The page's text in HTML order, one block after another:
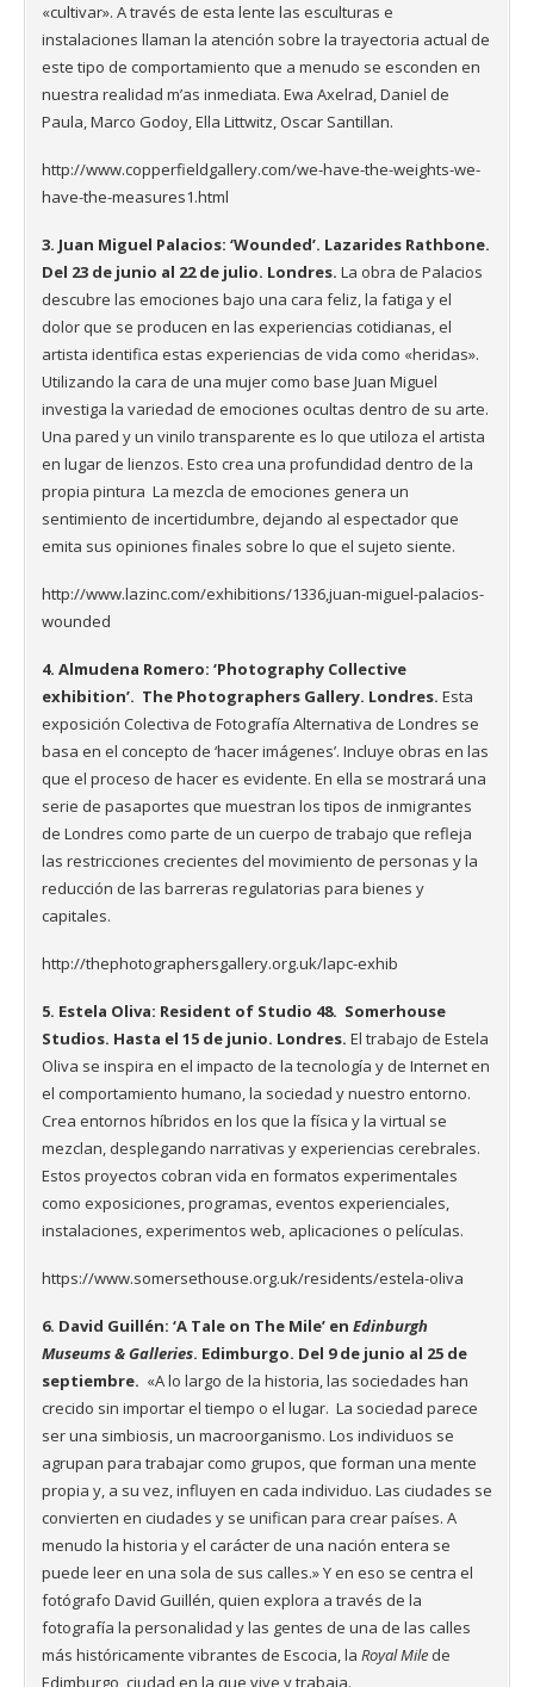
«cultivar». A través de esta lente las esculturas e
instalaciones llaman la atención sobre la trayectoria actual de
este tipo de comportamiento que a menudo se esconden en
nuestra realidad m’as inmediata. Ewa Axelrad, Daniel de
Paula, Marco Godoy, ​Ella Littwitz, Oscar Santillan.
http://www.copperfieldgallery.com/we-have-the-weights-we-
have-the-measures1.html
3. Juan Miguel Palacios: ‘Wounded’. Lazarides Rathbone.
Del 23 de junio al 22 de julio. Londres. La obra de Palacios
descubre las emociones bajo una cara feliz, la fatiga y el
dolor que se producen en las experiencias cotidianas, el
artista identifica estas experiencias de vida como «heridas».
Utilizando la cara de una mujer como base Juan Miguel
investiga la variedad de emociones ocultas dentro de su arte.
Una pared y un vinilo transparente es lo que utiloza el artista
en lugar de lienzos. Esto crea una profundidad dentro de la
propia pintura La mezcla de emociones genera un
sentimiento de incertidumbre, dejando al espectador que
emita sus opiniones finales sobre lo que el sujeto siente.
http://www.lazinc.com/exhibitions/1336,juan-miguel-palacios-
wounded
4. Almudena Romero: ‘Photography Collective
exhibition’. The Photographers Gallery. Londres. Esta
exposición Colectiva de Fotografía Alternativa de Londres se
basa en el concepto de ‘hacer imágenes’. Incluye obras en las
que el proceso de hacer es evidente. En ella se mostrará una
serie de pasaportes que muestran los tipos de inmigrantes
de Londres como parte de un cuerpo de trabajo que refleja
las restricciones crecientes del movimiento de personas y la
reducción de las barreras regulatorias para bienes y
capitales.
http://thephotographersgallery.org.uk/lapc-exhib
5. Estela Oliva: Resident of Studio 48. Somerhouse
Studios. Hasta el 15 de junio. Londres. El trabajo de Estela
Oliva se inspira en el impacto de la tecnología y de Internet en
el comportamiento humano, la sociedad y nuestro entorno.
Crea entornos híbridos en los que la física y la virtual se
mezclan, desplegando narrativas y experiencias cerebrales.
Estos proyectos cobran vida en formatos experimentales
como exposiciones, programas, eventos experienciales,
instalaciones, experimentos web, aplicaciones o películas.
https://www.somersethouse.org.uk/residents/estela-oliva
6. David Guillén: ‘A Tale on The Mile’ en Edinburgh
Museums & Galleries. Edimburgo. Del 9 de junio al 25 de
septiembre. «A lo largo de la historia, las sociedades han
crecido sin importar el tiempo o el lugar. La sociedad parece
ser una simbiosis, un macroorganismo. Los individuos se
agrupan para trabajar como grupos, que forman una mente
propia y, a su vez, influyen en cada individuo. Las ciudades se
convierten en ciudades y se unifican para crear países. A
menudo la historia y el carácter de una nación entera se
puede leer en una sola de sus calles.» Y en eso se centra el
fotógrafo David Guillén, quien explora a través de la
fotografía la personalidad y las gentes de una de las calles
más históricamente vibrantes de Escocia, la Royal Mile de
Edimburgo, ciudad en la que vive y trabaja.